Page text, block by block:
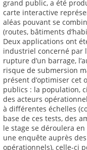
grand public, a été
carte interactive
aléas pouvant se
(routes, bâtiments
Deux applications ont
industriel concerné par
rupture d’un barrage,
risque de submersion
présent d’optimiser cet
publics : la population,
des acteurs
à différentes échelles
base de ces tests, des
le stage se déroulera
une enquête auprès
opérationnels), celle-ci